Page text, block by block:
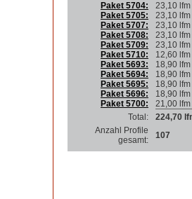
Paket 5704:
Paket 5705:
Paket 5707:
Paket 5708:
Paket 5709:
Paket 5710:
Paket 5693:
Paket 5694:
Paket 5695:
Paket 5696:
Paket 5700:
23,10 lfm
23,10 lfm
23,10 lfm
23,10 lfm
23,10 lfm
12,60 lfm
18,90 lfm
18,90 lfm
18,90 lfm
18,90 lfm
21,00 lfm
Total:
224,70
Anzahl Profile
gesamt:
107